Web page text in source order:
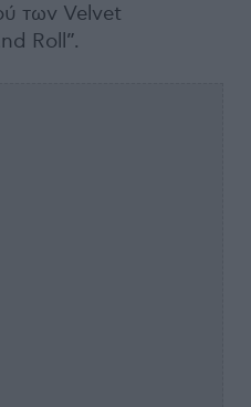
των Velvet
Roll”.